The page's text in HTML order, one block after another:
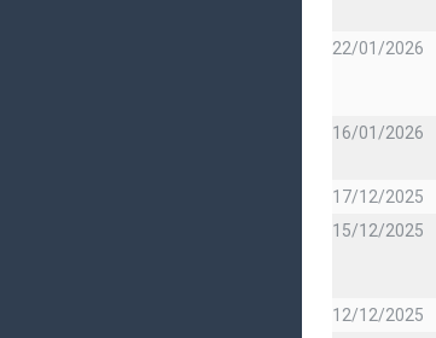
22/01/2026
16/01/2026
17/12/2025
15/12/2025
12/12/2025